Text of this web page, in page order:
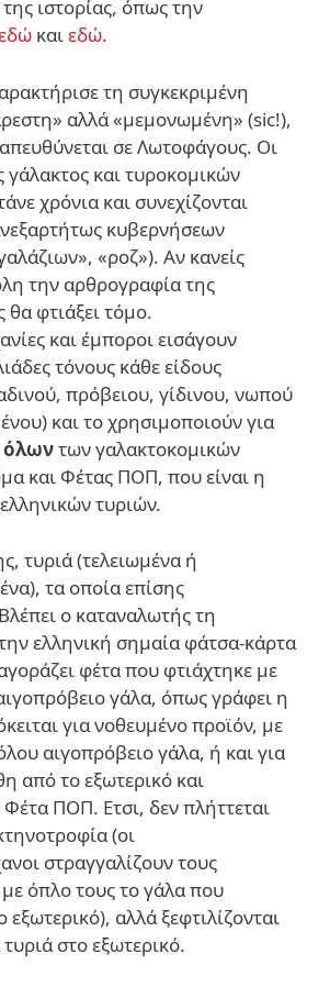
ιστορίας, όπως την
καιεδώ.
τη συγκεκριμένη
αλλά «μεμονωμένη» (sic!),
σε Λωτοφάγους. Οι
γάλακτος και τυροκομικών
χρόνια και συνεχίζονται
κυβερνήσεων
«ροζ»). Αν κανείς
την αρθρογραφία της
φτιάξει τόμο.
και έμποροι εισάγουν
τόνους κάθε είδους
πρόβειου, γίδινου, νωπού
και το χρησιμοποιούν για
όλωντων γαλακτοκομικών
και Φέτας ΠΟΠ, που είναι η
τυριών.
τυριά (τελειωμένα ή
τα οποία επίσης
ο καταναλωτής τη
ελληνική σημαία φάτσα-κάρτα
φέτα που φτιάχτηκε με
γάλα, όπως γράφει η
για νοθευμένο προϊόν, με
αιγοπρόβειο γάλα, ή και για
από το εξωτερικό και
ΠΟΠ. Ετσι, δεν πλήττεται
(οι
στραγγαλίζουν τους
όπλο τους το γάλα που
αλλά ξεφτιλίζονται
στο εξωτερικό.